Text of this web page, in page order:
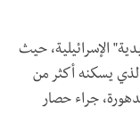
الإسرائيلية، حيث
يسكنه أكثر من
جراء حصار